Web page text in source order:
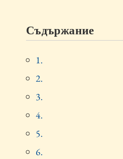
Съдържание
1.
2.
3.
4.
5.
6.